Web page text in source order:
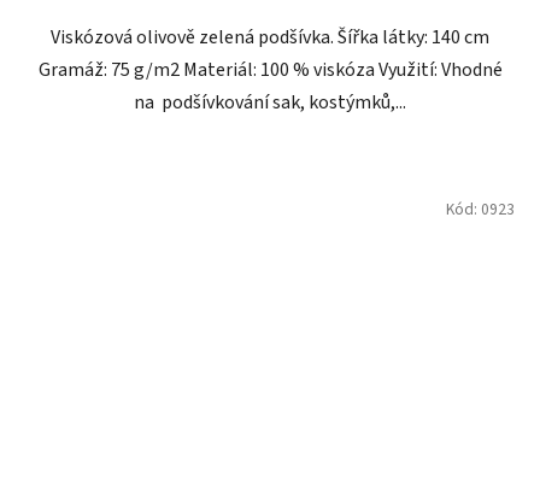
Viskózová olivově zelená podšívka. Šířka látky: 140 cm
Gramáž: 75 g/m2 Materiál: 100 % viskóza Využití: Vhodné
na podšívkování sak, kostýmků,...
Kód: 0923